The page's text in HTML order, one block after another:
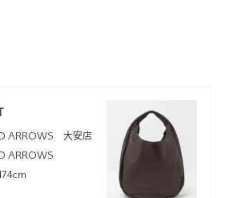
ARROWS 大安店
ARROWS